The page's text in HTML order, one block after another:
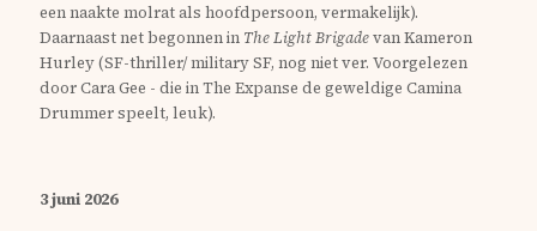
een naakte molrat als hoofdpersoon, vermakelijk).
Daarnaast net begonnen in The Light Brigadevan Kameron
Hurley (SF-thriller/ military SF, nog niet ver. Voorgelezen
door Cara Gee - die in The Expanse de geweldige Camina
Drummer speelt, leuk).
3 juni 2026